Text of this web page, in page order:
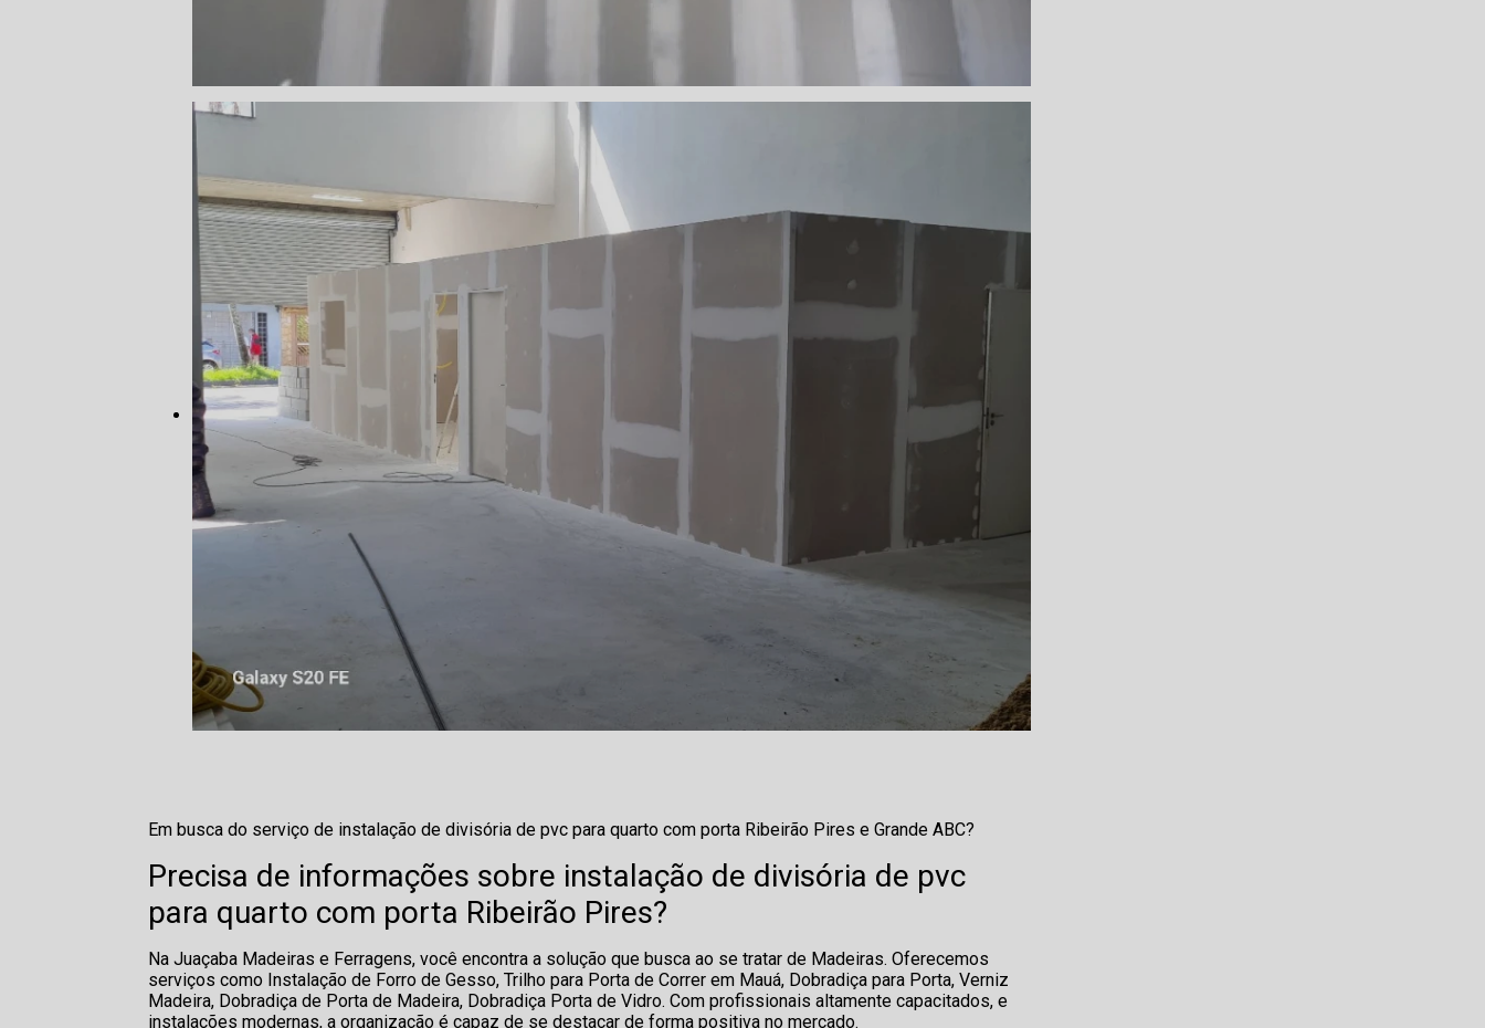
Em busca do serviço de instalação de divisória de pvc para quarto com porta Ribeirão Pires e Grande ABC?
Precisa de informações sobre instalação de divisória de pvc
para quarto com porta Ribeirão Pires?
Na Juaçaba Madeiras e Ferragens, você encontra a solução que busca ao se tratar de Madeiras. Oferecemos
serviços como Instalação de Forro de Gesso, Trilho para Porta de Correr em Mauá, Dobradiça para Porta, Verniz
Madeira, Dobradiça de Porta de Madeira, Dobradiça Porta de Vidro. Com profissionais altamente capacitados, e
instalações modernas, a organização é capaz de se destacar de forma positiva no mercado.